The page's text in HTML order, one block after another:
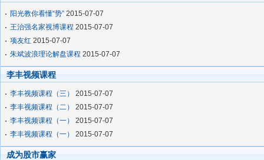
阳光教你看懂“势” 2015-07-07
王治强名家视博课程 2015-07-07
项友红 2015-07-07
朱斌波浪理论解盘课程 2015-07-07
李丰视频课程
李丰视频课程（三）
2015-07-07
李丰视频课程（二）
2015-07-07
李丰视频课程（一）
2015-07-07
李丰视频课程（一）
2015-07-07
成为股市赢家